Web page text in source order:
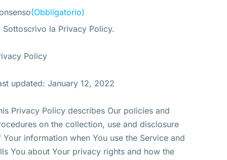
(Obbligatorio)
Sottoscrivo la Privacy Policy.
Policy
updated: January 12, 2022
Privacy Policy describes Our policies and
on the collection, use and disclosure
Your information when You use the Service and
You about Your privacy rights and how the